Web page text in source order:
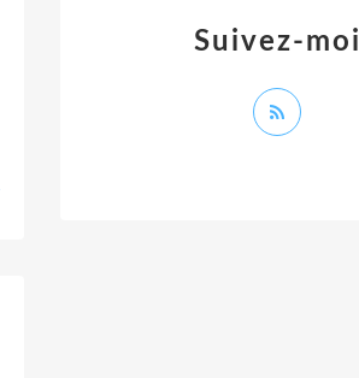
Suivez-moi